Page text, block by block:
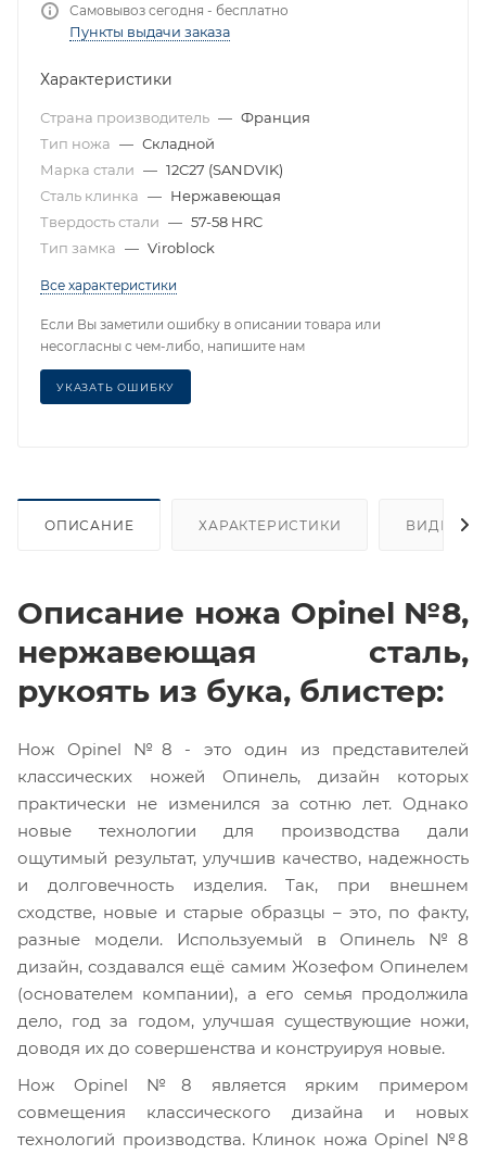
Самовывоз сегодня - бесплатно
Пункты выдачи заказа
Характеристики
Страна производитель — Франция
Тип ножа — Складной
Марка стали — 12C27 (SANDVIK)
Сталь клинка — Нержавеющая
Твердость стали — 57-58 HRC
Тип замка — Viroblock
Все характеристики
Если Вы заметили ошибку в описании товара или
несогласны с чем-либо, напишите нам
УКАЗАТЬ ОШИБКУ
ОПИСАНИЕ ХАРАКТЕРИСТИКИ ВИДЕО
Описание ножа Opinel №8,
нержавеющая сталь,
рукоять из бука, блистер:
Нож Opinel №8 - это один из представителей
классических ножей Опинель, дизайн которых
практически не изменился за сотню лет. Однако
новые технологии для производства дали
ощутимый результат, улучшив качество, надежность
и долговечность изделия. Так, при внешнем
сходстве, новые и старые образцы – это, по факту,
разные модели. Используемый в Опинель №8
дизайн, создавался ещё самим Жозефом Опинелем
(основателем компании), а его семья продолжила
дело, год за годом, улучшая существующие ножи,
доводя их до совершенства и конструируя новые.
Нож Opinel №8 является ярким примером
совмещения классического дизайна и новых
технологий производства. Клинок ножа Opinel №8